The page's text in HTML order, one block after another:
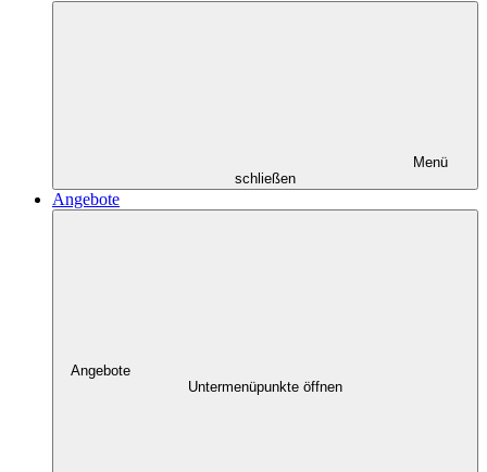
Menü
schließen
Angebote
Angebote
Untermenüpunkte öffnen